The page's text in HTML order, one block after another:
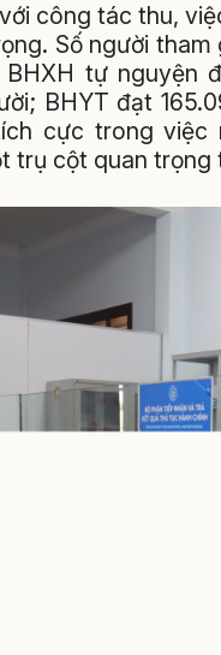
công tác thu,
Số người
tự nguyện
BHYT đạt
cực trong việc
trụ cột quan trọng